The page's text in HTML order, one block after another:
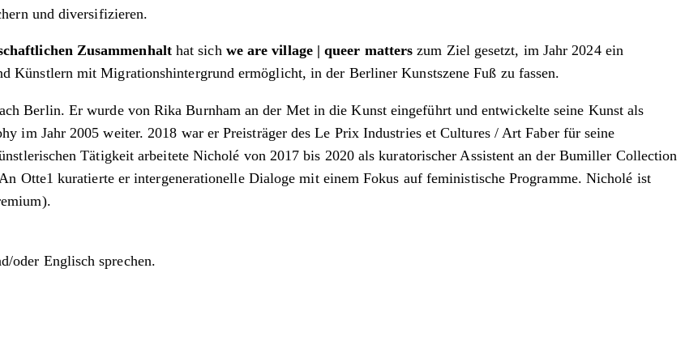
und diversifizieren.
Zusammenhalthat sich we are village | queer matterszum Ziel gesetzt, im Jahr 2024 ein
Künstlern mit Migrationshintergrund ermöglicht, in der Berliner Kunstszene Fuß zu fassen.
Berlin. Er wurde von Rika Burnham an der Met in die Kunst eingeführt und entwickelte seine Kunst als
im Jahr 2005 weiter. 2018 war er Preisträger des Le Prix Industries et Cultures / Art Faber für seine
Tätigkeit arbeitete Nicholé von 2017 bis 2020 als kuratorischer Assistent an der Bumiller Collection
Otte1 kuratierte er intergenerationelle Dialoge mit einem Fokus auf feministische Programme. Nicholé ist
oder Englisch sprechen.